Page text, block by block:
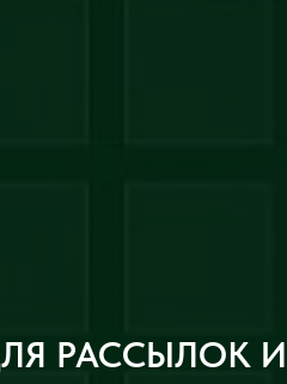
РАССЫЛОК